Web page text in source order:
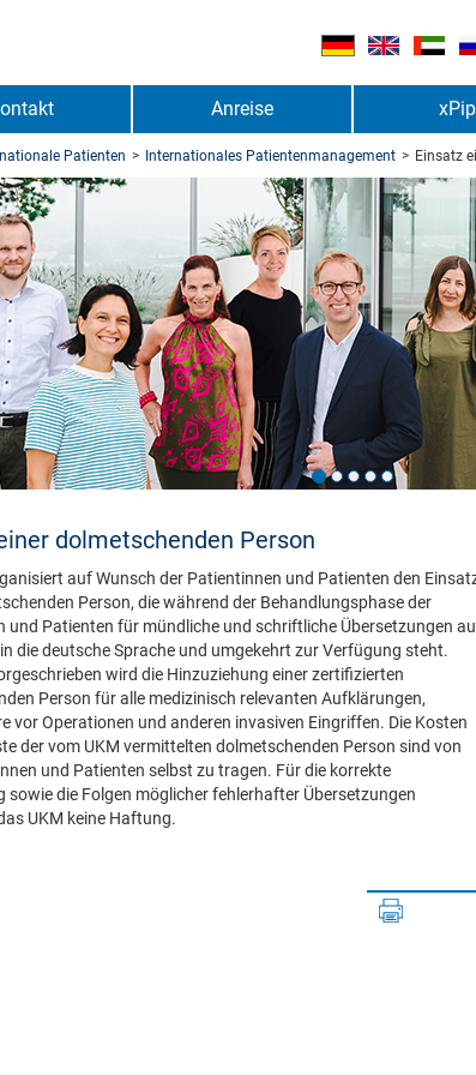
Anreise
Patienten > Internationales Patientenmanagement > Einsatz
dolmetschenden Person
auf Wunsch der Patientinnen und Patienten den
Person, die während der Behandlungsphase der
und Patienten für mündliche und schriftliche Übersetzungen
die deutsche Sprache und umgekehrt zur Verfügung steht.
wird die Hinzuziehung einer zertifizierten
Person für alle medizinisch relevanten Aufklärungen,
vor Operationen und anderen invasiven Eingriffen. Die Kosten
der vom UKM vermittelten dolmetschenden Person sind von
und Patienten selbst zu tragen. Für die korrekte
sowie die Folgen möglicher fehlerhafter Übersetzungen
UKM keine Haftung.